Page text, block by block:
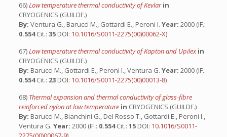
66)Low temperature thermal conductivity of Kevlarin
CRYOGENICS (GUILDF.)
By: Ventura G., Barucci M., Gottardi E., Peroni I. Year: 2000 (IF.:
0.554Cit.: 35 DOI: 10.1016/S0011-2275(00)00062-X)
67)Low temperature thermal conductivity of Kapton and Upilexin
CRYOGENICS (GUILDF.)
By: Barucci M., Gottardi E., Peroni I., Ventura G. Year: 2000 (IF.:
0.554Cit.: 23 DOI: 10.1016/S0011-2275(00)00013-8)
68) Thermal expansion and thermal conductivity of glass-fibre
reinforced nylon at low temperature in CRYOGENICS (GUILDF.)
By: Barucci M., Bianchini G., Del Rosso T., Gottardi E., Peroni I.,
Ventura G. Year: 2000 (IF.: 0.554Cit.: 15 DOI: 10.1016/S0011-